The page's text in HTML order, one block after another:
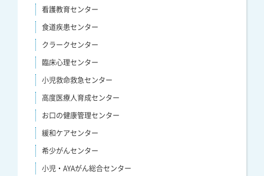
看護教育センター
食道疾患センター
クラークセンター
臨床心理センター
小児救命救急センター
高度医療人育成センター
お口の健康管理センター
緩和ケアセンター
希少がんセンター
小児・AYAがん総合センター